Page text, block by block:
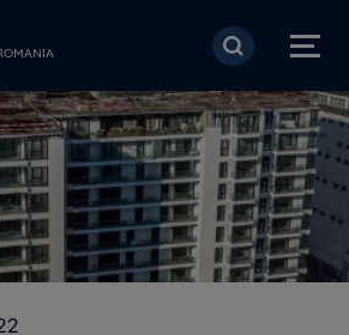
Mergi la conţinutul